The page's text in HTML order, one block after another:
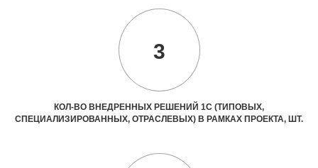
3
КОЛ-ВО ВНЕДРЕННЫХ РЕШЕНИЙ 1С (ТИПОВЫХ,
СПЕЦИАЛИЗИРОВАННЫХ, ОТРАСЛЕВЫХ) В РАМКАХ ПРОЕКТА, ШТ.